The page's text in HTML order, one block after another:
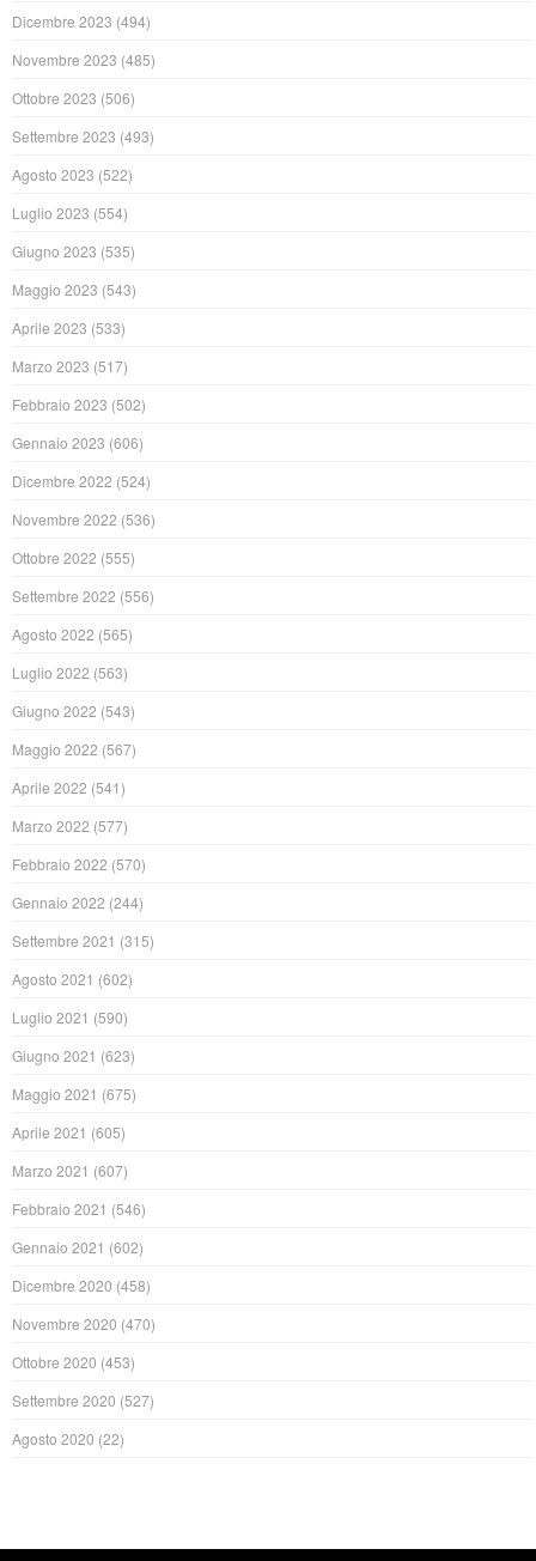
Dicembre 2023 (494)
Novembre 2023 (485)
Ottobre 2023 (506)
Settembre 2023 (493)
Agosto 2023 (522)
Luglio 2023 (554)
Giugno 2023 (535)
Maggio 2023 (543)
Aprile 2023 (533)
Marzo 2023 (517)
Febbraio 2023 (502)
Gennaio 2023 (606)
Dicembre 2022 (524)
Novembre 2022 (536)
Ottobre 2022 (555)
Settembre 2022 (556)
Agosto 2022 (565)
Luglio 2022 (563)
Giugno 2022 (543)
Maggio 2022 (567)
Aprile 2022 (541)
Marzo 2022 (577)
Febbraio 2022 (570)
Gennaio 2022 (244)
Settembre 2021 (315)
Agosto 2021 (602)
Luglio 2021 (590)
Giugno 2021 (623)
Maggio 2021 (675)
Aprile 2021 (605)
Marzo 2021 (607)
Febbraio 2021 (546)
Gennaio 2021 (602)
Dicembre 2020 (458)
Novembre 2020 (470)
Ottobre 2020 (453)
Settembre 2020 (527)
Agosto 2020 (22)